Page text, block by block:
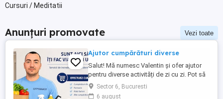
Cursuri / Meditatii
Anunțuri promovate Vezi toate
Ajutor cumpărături diverse
Salut! Mă numesc Valentin și ofer ajutor
pentru diverse activități de zi cu zi. Pot să
vă ajut cu: efectuarea cumpărăturilor;
curățenie în casă sau apartament; diverse
Sector 6, Bucuresti
6 august